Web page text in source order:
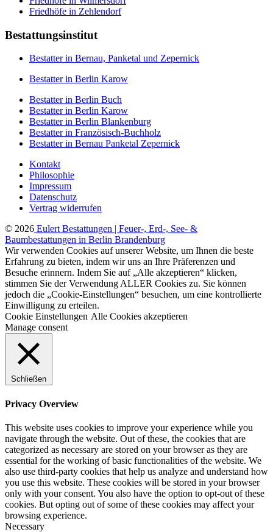
Friedhöfe in Zehlendorf
Bestattungsinstitut
Bestatter in Bernau, Panketal und Zepernick
Bestatter in Berlin Karow
Bestatter in Berlin Buch
Bestatter in Berlin Karow
Bestatter in Berlin Blankenburg
Bestatter in Französisch-Buchholz
Bestatter in Bernau Panketal Zepernick
Kontakt
Philosophie
Impressum
Datenschutz
Vertrag widerrufen
© 2026 Eulert Bestattungen | Feuer-, Erd-, See- &
Baumbestattungen in Berlin Brandenburg
Wir verwenden Cookies auf unserer Website, um Ihnen die beste
Erfahrung zu bieten, indem wir uns an Ihre Präferenzen und
Besuche erinnern. Indem Sie auf „Alle akzeptieren“ klicken,
stimmen Sie der Verwendung ALLER Cookies zu. Sie können
jedoch die „Cookie-Einstellungen“ besuchen, um eine kontrollierte
Einwilligung zu erteilen.
Cookie Einstellungen Alle Cookies akzeptieren
Manage consent
Schließen
Privacy Overview
This website uses cookies to improve your experience while you
navigate through the website. Out of these, the cookies that are
categorized as necessary are stored on your browser as they are
essential for the working of basic functionalities of the website. We
also use third-party cookies that help us analyze and understand how
you use this website. These cookies will be stored in your browser
only with your consent. You also have the option to opt-out of these
cookies. But opting out of some of these cookies may affect your
browsing experience.
Necessary